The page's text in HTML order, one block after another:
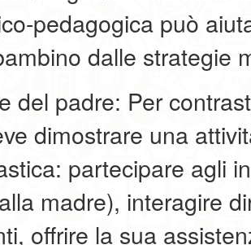
pedagogica può
dalle strategie
del padre: Per
dimostrare una
partecipare agli
madre), interagire
offrire la sua